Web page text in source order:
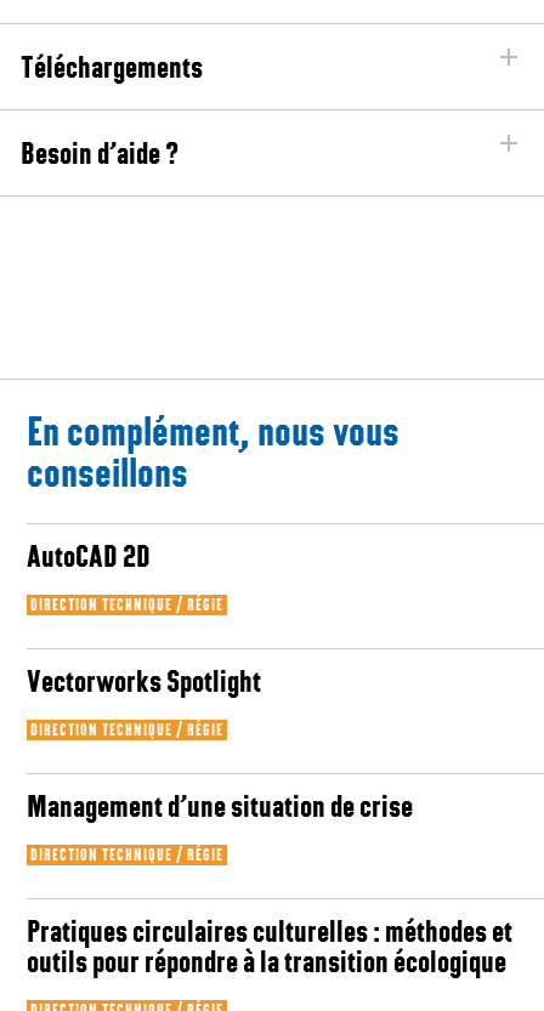
Téléchargements
Besoin d’aide ?
En complément, nous vous
conseillons
AutoCAD 2D
DIRECTION TECHNIQUE / RÉGIE
Vectorworks Spotlight
DIRECTION TECHNIQUE / RÉGIE
Management d’une situation de crise
DIRECTION TECHNIQUE / RÉGIE
Pratiques circulaires culturelles : méthodes et
outils pour répondre à la transition écologique